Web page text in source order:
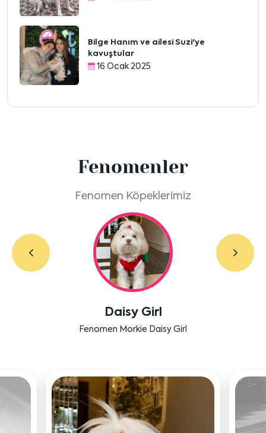
Bilge Hanım ve ailesi Suzi'ye
kavuştular
16 Ocak 2025
Fenomenler
Fenomen Köpeklerimiz
Daisy Girl
Fenomen Morkie Daisy Girl